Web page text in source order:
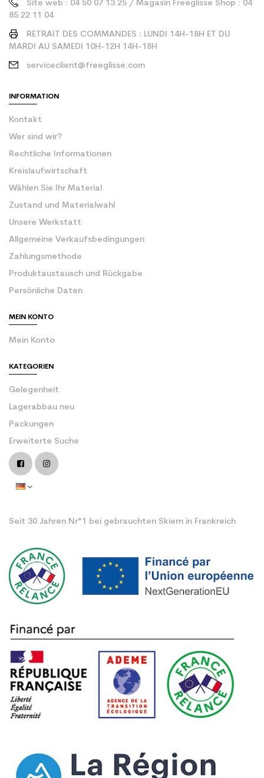
Site web : 04 50 07 13 25 / Magasin Freeglisse Shop : 04
85 22 11 04
RETRAIT DES COMMANDES : LUNDI 14H-18H ET DU
MARDI AU SAMEDI 10H-12H 14H-18H
serviceclient@freeglisse.com
INFORMATION
Kontakt
Wer sind wir?
Rechtliche Informationen
Kreislaufwirtschaft
Wählen Sie Ihr Material
Zustand und Materialwahl
Unsere Werkstatt
Allgemeine Verkaufsbedingungen
Zahlungsmethode
Produktaustausch und Rückgabe
Persönliche Daten
MEIN KONTO
Mein Konto
KATEGORIEN
Gelegenheit
Lagerabbau neu
Packungen
Erweiterte Suche
Seit 30 Jahren Nr°1 bei gebrauchten Skiern in Frankreich